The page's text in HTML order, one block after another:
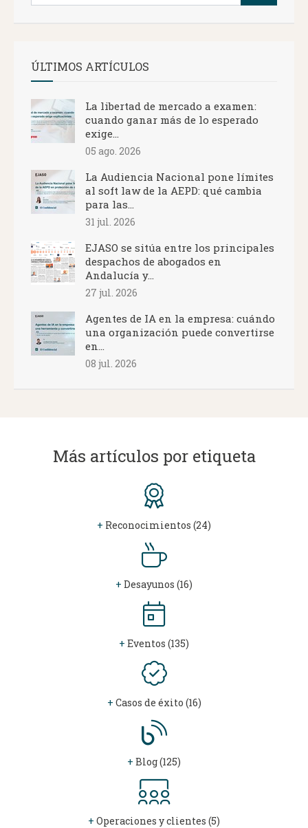
ÚLTIMOS ARTÍCULOS
La libertad de mercado a examen:
cuando ganar más de lo esperado
exige...
05 ago. 2026
La Audiencia Nacional pone límites
al soft law de la AEPD: qué cambia
para las...
31 jul. 2026
EJASO se sitúa entre los principales
despachos de abogados en
Andalucía y...
27 jul. 2026
Agentes de IA en la empresa: cuándo
una organización puede convertirse
en...
08 jul. 2026
Más artículos por etiqueta
+ Reconocimientos (24)
+ Desayunos (16)
+ Eventos (135)
+ Casos de éxito (16)
+ Blog (125)
+ Operaciones y clientes (5)